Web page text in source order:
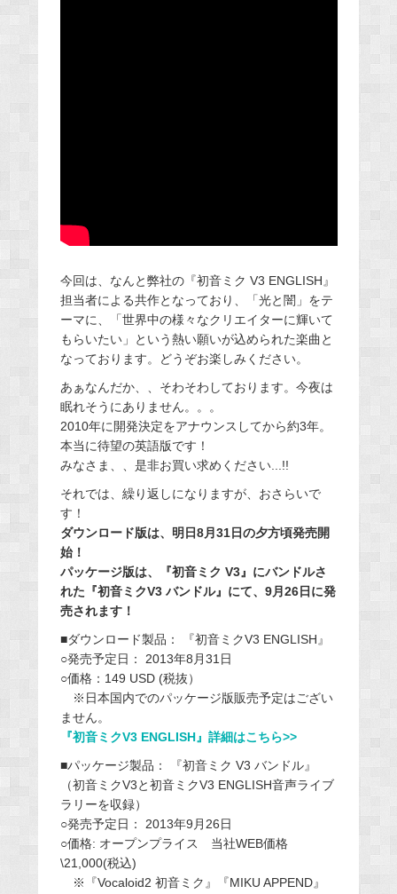
今回は、なんと弊社の『初音ミク V3 ENGLISH』
担当者による共作となっており、「光と闇」をテ
ーマに、「世界中の様々なクリエイターに輝いて
もらいたい」という熱い願いが込められた楽曲と
なっております。どうぞお楽しみください。
あぁなんだか、、そわそわしております。今夜は
眠れそうにありません。。。
2010年に開発決定をアナウンスしてから約3年。
本当に待望の英語版です！
みなさま、、是非お買い求めください...!!
それでは、繰り返しになりますが、おさらいで
す！
ダウンロード版は、明日8月31日の夕方頃発売開
始！
パッケージ版は、『初音ミク V3』にバンドルさ
れた『初音ミクV3 バンドル』にて、9月26日に発
売されます！
■ダウンロード製品： 『初音ミクV3 ENGLISH』
○発売予定日： 2013年8月31日
○価格：149 USD (税抜）
※日本国内でのパッケージ版販売予定はござい
ません。
『初音ミクV3 ENGLISH』詳細はこちら>>
■パッケージ製品： 『初音ミク V3 バンドル』
（初音ミクV3と初音ミクV3 ENGLISH音声ライブ
ラリーを収録）
○発売予定日： 2013年9月26日
○価格: オープンプライス 当社WEB価格
\21,000(税込)
※『Vocaloid2 初音ミク』『MIKU APPEND』